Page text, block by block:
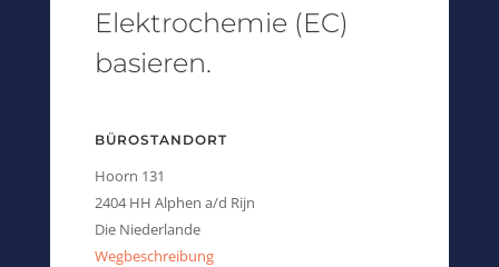
Elektrochemie (EC)
basieren.
BÜROSTANDORT
Hoorn 131
2404 HH Alphen a/d Rijn
Die Niederlande
Wegbeschreibung